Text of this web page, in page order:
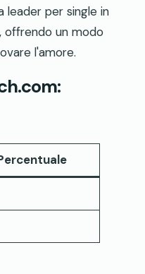
per single in
offrendo un modo
l'amore.